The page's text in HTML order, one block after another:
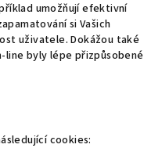
umožňují efektivní
si Vašich
uživatele. Dokážou také
byly lépe přizpůsobené
cookies: